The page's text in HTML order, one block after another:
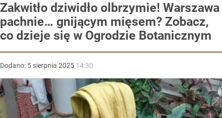
Zakwitło dziwidło olbrzymie! Warszawa
pachnie… gnijącym mięsem? Zobacz,
co dzieje się w Ogrodzie Botanicznym
Dodano: 5 sierpnia 2025 14:30